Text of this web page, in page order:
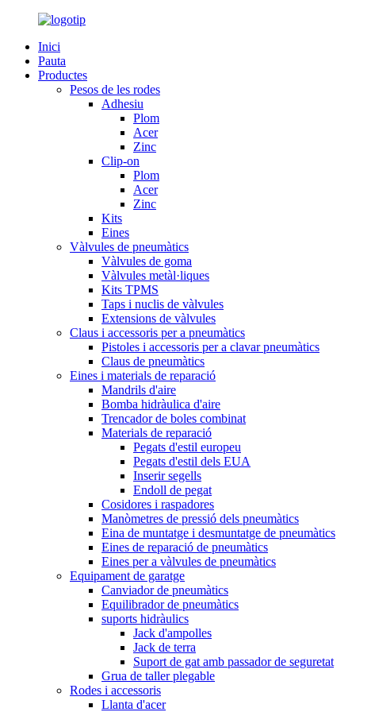
Inici
Pauta
Productes
Pesos de les rodes
Adhesiu
Plom
Acer
Zinc
Clip-on
Plom
Acer
Zinc
Kits
Eines
Vàlvules de pneumàtics
Vàlvules de goma
Vàlvules metàl·liques
Kits TPMS
Taps i nuclis de vàlvules
Extensions de vàlvules
Claus i accessoris per a pneumàtics
Pistoles i accessoris per a clavar pneumàtics
Claus de pneumàtics
Eines i materials de reparació
Mandrils d'aire
Bomba hidràulica d'aire
Trencador de boles combinat
Materials de reparació
Pegats d'estil europeu
Pegats d'estil dels EUA
Inserir segells
Endoll de pegat
Cosidores i raspadores
Manòmetres de pressió dels pneumàtics
Eina de muntatge i desmuntatge de pneumàtics
Eines de reparació de pneumàtics
Eines per a vàlvules de pneumàtics
Equipament de garatge
Canviador de pneumàtics
Equilibrador de pneumàtics
suports hidràulics
Jack d'ampolles
Jack de terra
Suport de gat amb passador de seguretat
Grua de taller plegable
Rodes i accessoris
Llanta d'acer